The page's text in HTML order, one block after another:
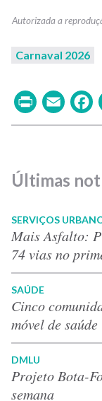
Carnaval 2026
Print
Últimas
SERVIÇOS
Mais Asfalto:
74 vias no
SAÚDE
Cinco
móvel de saúde
DMLU
Projeto Bota-
semana